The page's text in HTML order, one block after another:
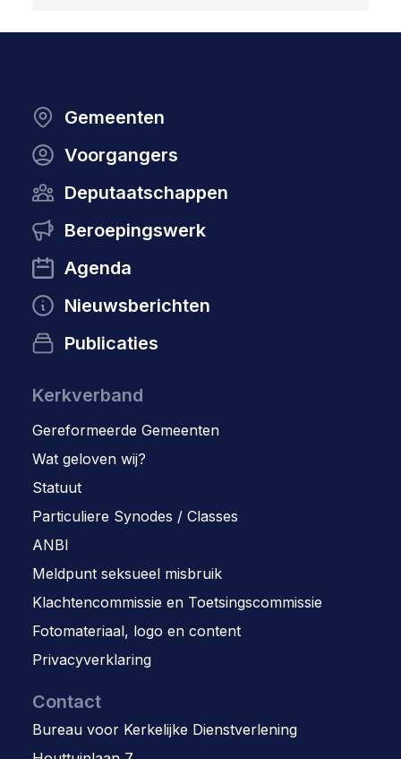
Gemeenten
Voorgangers
Deputaatschappen
Beroepingswerk
Agenda
Nieuwsberichten
Publicaties
Kerkverband
Gereformeerde Gemeenten
Wat geloven wij?
Statuut
Particuliere Synodes / Classes
ANBI
Meldpunt seksueel misbruik
Klachtencommissie en Toetsingscommissie
Fotomateriaal, logo en content
Privacyverklaring
Contact
Bureau voor Kerkelijke Dienstverlening